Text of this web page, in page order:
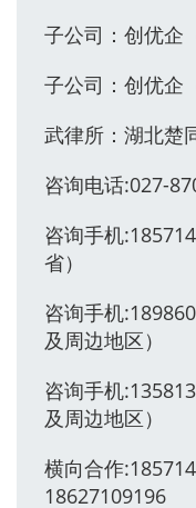
子公司：创优企
子公司：创优企
武律所：湖北楚
咨询电话:027-
咨询手机
省）
咨询手机
及周边地区）
咨询手机
及周边地区）
横向合作
18627109196